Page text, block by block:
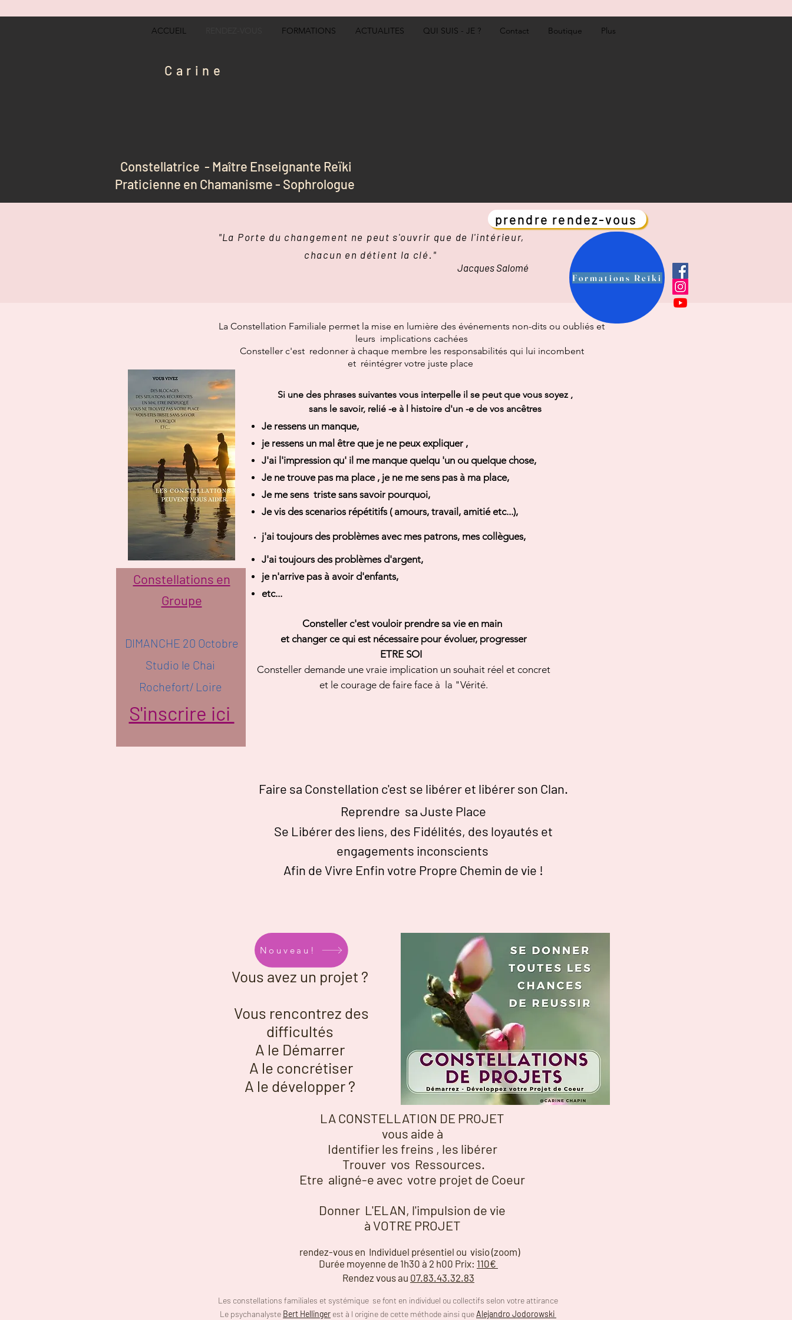
Constellatrice - Maître Enseignante Reïki
Praticienne en Chamanisme - Sophrologue
Carine
ACCUEIL FORMATIONS ACTUALITES QUI SUIS - JE ? Contact Boutique Plus
prendre rendez-vous
Formations Reïki
"La Porte du changement ne peut s'ouvrir que de l'intérieur,
chacun en détient la clé."
Jacques Salomé
La Constellation Familiale permet la mise en lumière des événements non-dits ou oubliés et
leurs implications cachées
Consteller c'est redonner à chaque membre les responsabilités qui lui incombent
et réintégrer votre juste place
Si une des phrases suivantes vous interpelle il se peut que vous soyez ,
sans le savoir, relié -e à l histoire d'un -e de vos ancêtres
Je ressens un manque,
je ressens un mal êtreque je ne peux expliquer ,
J'ai l'impression qu' il me manque quelqu 'un ou quelque chose,
Je ne trouve pas ma place , je ne me sens pas à ma place,
Je me sens triste sans savoir pourquoi,
Je vis desscenarios répétitifs( amours, travail, amitié etc...),
j'ai toujours des problèmes avec mes patrons, mes collègues,
J'ai toujours des problèmes d'argent,
je n'arrive pas à avoir d'enfants,
etc...
Constellations en
Groupe
DIMANCHE 20 Octobre
Studio le Chai
Rochefort/ Loire
S'inscrire ici
Consteller c'est vouloir prendre sa vie en main
et changer ce qui est nécessairepour évoluer, progresser
ETRE SOI
Consteller demande une vraie implication un souhait réel et concret
et le courage de faire face à la "Vérité.
Faire sa Constellation c'est se libérer et libérer son Clan.
Reprendre sa Juste Place
Se Libérer des liens, des Fidélités, des loyautés et
engagements inconscients
Afin de Vivre Enfin votre Propre Chemin de vie !
Nouveau!
Vous avez un projet ?
Vous rencontrez des
difficultés
A le Démarrer
A le concrétiser
A le développer ?
LA CONSTELLATION DE PROJET
vous aide à
Identifier les freins , les libérer
Trouver vos Ressources.
Etre aligné-e avec votre projet de Coeur
Donner L'ELAN, l'impulsion de vie
à VOTRE PROJET
rendez-vous en Individuel présentiel ou visio (zoom)
Durée moyenne de 1h30 à 2 h00 Prix: 110€
Rendez vous au 07.83.43.32.83
Les constellations familiales et systémique se font en individuel ou collectifs selon votre attirance
Le psychanalyste Bert Hellinger est à l origine de cette méthode ainsi queAlejandro Jodorowski